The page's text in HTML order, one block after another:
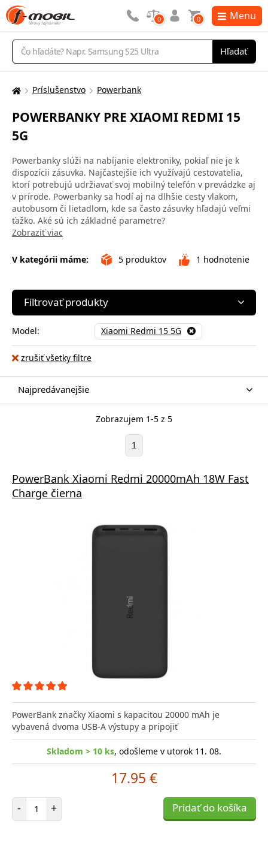
Vyhľadávanie
Hľadať
0 0 Menu
Tu
nachádzate:
Príslušenstvo Powerbank
POWERBANKY PRE XIAOMI REDMI 15
5G
Powerbanky slúži na nabíjanie elektroniky, pokiaľ nie je k
dispozícii zásuvka. Najčastejšie ich využívajú cestovatelia,
ktorí potrebujú udržiavať svoj mobilný telefón v prevádzke aj
v prírode. Powerbanky sa hodí aj na dlhšie cesty vlakom,
autobusom či lietadlom, kde sa často zásuvky hľadajú veľmi
ťažko. Aké sú ich základné parametre?
Zobraziť viac
V kategórii máme: 5 produktov 1 hodnotenie
Filtrovať produkty
Model: Xiaomi Redmi 15 5G
zrušiť všetky filtre
Najpredávanejšie
Zobrazujem 1-5 z 5
1
PowerBank Xiaomi Redmi 20000mAh 18W Fast
Charge čierna
PowerBank značky Xiaomi s kapacitou 20000 mAh je
vybavená dvoma USB-A výstupy a pripojiť
Skladom > 10 ks, odošleme v utorok 11. 08.
17.95 €
- Počet položiek
+ Pridať do košíka